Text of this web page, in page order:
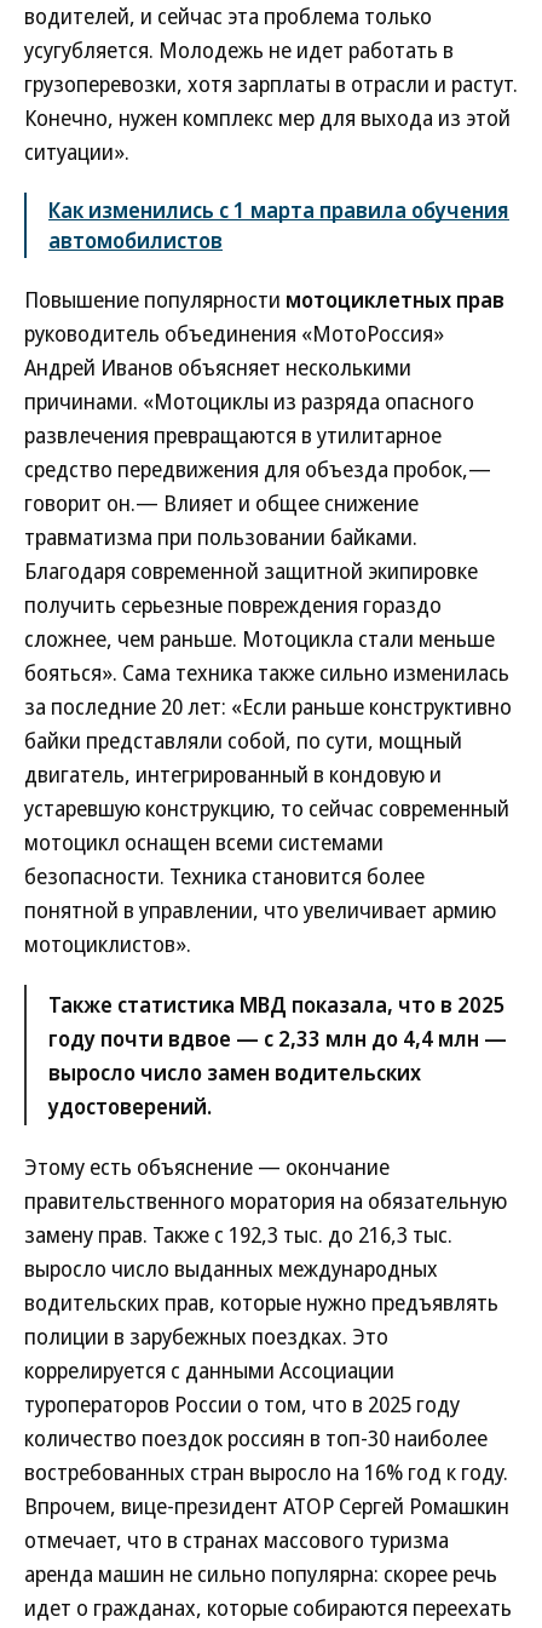
водителей, и сейчас эта проблема только
усугубляется. Молодежь не идет работать в
грузоперевозки, хотя зарплаты в отрасли и растут.
Конечно, нужен комплекс мер для выхода из этой
ситуации».
Как изменились с 1 марта правила обучения
автомобилистов
Повышение популярности мотоциклетных прав
руководитель объединения «МотоРоссия»
Андрей Иванов объясняет несколькими
причинами. «Мотоциклы из разряда опасного
развлечения превращаются в утилитарное
средство передвижения для объезда пробок,—
говорит он.— Влияет и общее снижение
травматизма при пользовании байками.
Благодаря современной защитной экипировке
получить серьезные повреждения гораздо
сложнее, чем раньше. Мотоцикла стали меньше
бояться». Сама техника также сильно изменилась
за последние 20 лет: «Если раньше конструктивно
байки представляли собой, по сути, мощный
двигатель, интегрированный в кондовую и
устаревшую конструкцию, то сейчас современный
мотоцикл оснащен всеми системами
безопасности. Техника становится более
понятной в управлении, что увеличивает армию
мотоциклистов».
Также статистика МВД показала, что в 2025
году почти вдвое — с 2,33 млн до 4,4 млн —
выросло число замен водительских
удостоверений.
Этому есть объяснение — окончание
правительственного моратория на обязательную
замену прав. Также с 192,3 тыс. до 216,3 тыс.
выросло число выданных международных
водительских прав, которые нужно предъявлять
полиции в зарубежных поездках. Это
коррелируется с данными Ассоциации
туроператоров России о том, что в 2025 году
количество поездок россиян в топ-30 наиболее
востребованных стран выросло на 16% год к году.
Впрочем, вице-президент АТОР Сергей Ромашкин
отмечает, что в странах массового туризма
аренда машин не сильно популярна: скорее речь
идет о гражданах, которые собираются переехать